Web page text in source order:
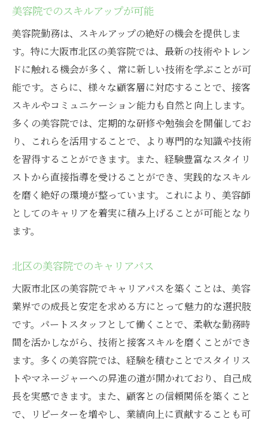
美容院でのスキルアップが可能
美容院勤務は、スキルアップの絶好の機会を提供しま
す。特に大阪市北区の美容院では、最新の技術やトレン
ドに触れる機会が多く、常に新しい技術を学ぶことが可
能です。さらに、様々な顧客層に対応することで、接客
スキルやコミュニケーション能力も自然と向上します。
多くの美容院では、定期的な研修や勉強会を開催してお
り、これらを活用することで、より専門的な知識や技術
を習得することができます。また、経験豊富なスタイリ
ストから直接指導を受けることができ、実践的なスキル
を磨く絶好の環境が整っています。これにより、美容師
としてのキャリアを着実に積み上げることが可能となり
ます。
北区の美容院でのキャリアパス
大阪市北区の美容院でキャリアパスを築くことは、美容
業界での成長と安定を求める方にとって魅力的な選択肢
です。パートスタッフとして働くことで、柔軟な勤務時
間を活かしながら、技術と接客スキルを磨くことができ
ます。多くの美容院では、経験を積むことでスタイリス
トやマネージャーへの昇進の道が開かれており、自己成
長を実感できます。また、顧客との信頼関係を築くこと
で、リピーターを増やし、業績向上に貢献することも可